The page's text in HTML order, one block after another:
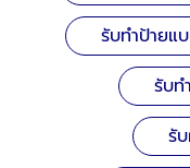
รับทำป้ายแ
รับท
รั